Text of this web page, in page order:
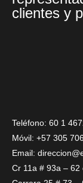
clientes y
Teléfono: 60 1
Móvil: +57 305
Email:
Cr 11a # 93a – 62